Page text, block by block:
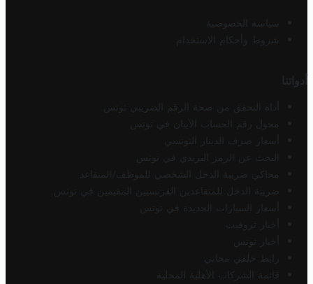
سياسة الخصوصية
شروط وأحكام الاستخدام
أدواتنا
أداة التحقق من صحة الرقم الضريبي تونس
محول رقم الحساب الآيبان في تونس
أسعار صرف الدينار التونسي
البحث عن الرمز البريدي في تونس
محاكي ضريبة الدخل الشخصي للموظف/المتقاعد
ضريبة الدخل للمتقاعدين الفرنسيين المقيمين في تونس
أسعار السيارات الجديدة في تونس
أخبار تروفيت
أخبار تونس
رابط خلفي مجاني
قائمة الشركات الأهلية المحلية